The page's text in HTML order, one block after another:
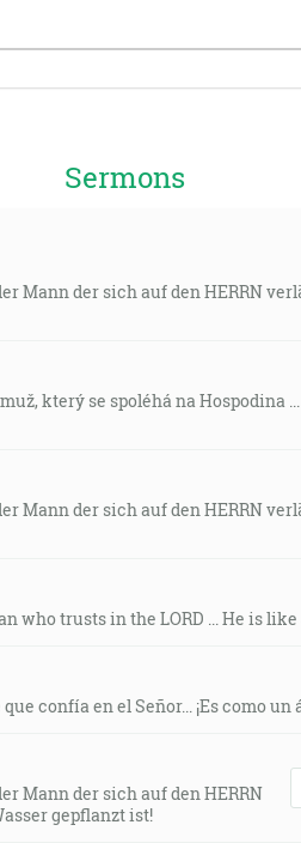
Sermons
Mann der sich auf den HERRN
který se spoléhá na Hospodina
Mann der sich auf den HERRN
who trusts in the LORD ... He is
confía en el Señor... ¡Es como
Mann der sich auf den HERRN
gepflanzt ist!